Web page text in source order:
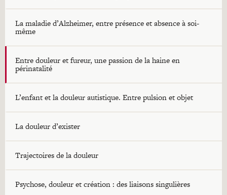
La maladie d’Alzheimer, entre présence et absence à soi-
même
Entre douleur et fureur, une passion de la haine en
périnatalité
L’enfant et la douleur autistique. Entre pulsion et objet
La douleur d’exister
Trajectoires de la douleur
Psychose, douleur et création : des liaisons singulières